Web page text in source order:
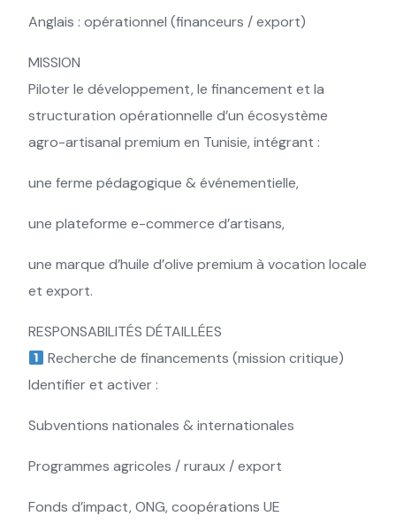
Anglais : opérationnel (financeurs / export)
MISSION
Piloter le développement, le financement et la
structuration opérationnelle d’un écosystème
agro-artisanal premium en Tunisie, intégrant :
une ferme pédagogique & événementielle,
une plateforme e-commerce d’artisans,
une marque d’huile d’olive premium à vocation locale
et export.
RESPONSABILITÉS DÉTAILLÉES
Recherche de financements (mission critique)
Identifier et activer :
Subventions nationales & internationales
Programmes agricoles / ruraux / export
Fonds d’impact, ONG, coopérations UE